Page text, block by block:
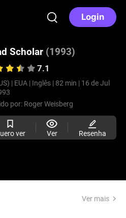
Login
Scholar (1993)
7.1
| EUA | Inglês | 82 min | 16 de Jul
por: Roger Weisberg
ver Ver Resenha
Ver mais